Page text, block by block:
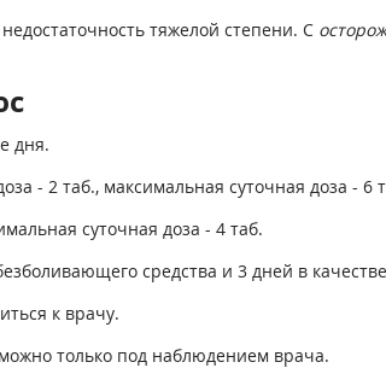
тяжелой степени. С
дня.
- 2 таб., максимальная суточная доза - 6
суточная доза - 4 таб.
средства и 3 дней в
к врачу.
только под наблюдением врача.